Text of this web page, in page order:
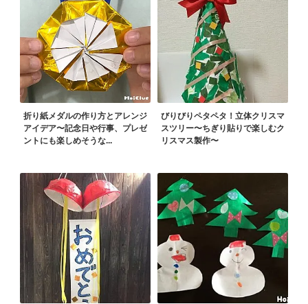
折り紙メダルの作り方とアレンジ
アイデア〜記念日や行事、プレゼ
ントにも楽しめそうな...
びりびりペタペタ！立体クリスマ
スツリー〜ちぎり貼りで楽しむク
リスマス製作〜